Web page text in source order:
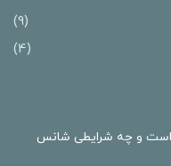
(9)
(4)
است و چه شرایطی شانس